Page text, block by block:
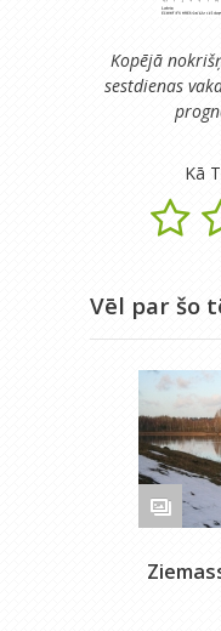
Kopējā
sestdienas
Kā
Vēl par šo